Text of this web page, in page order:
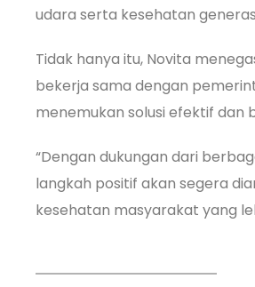
udara serta kesehatan
Tidak hanya itu, Novita
bekerja sama dengan
menemukan solusi efektif dan
“Dengan dukungan dari
langkah positif akan segera
kesehatan masyarakat yang